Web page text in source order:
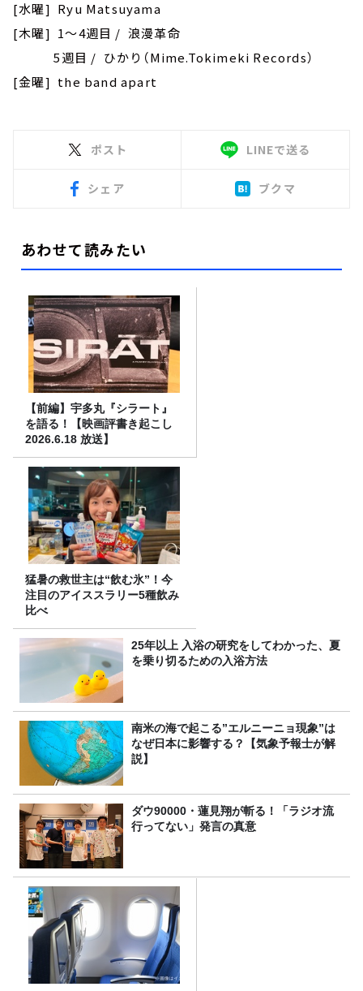
[水曜] Ryu Matsuyama
[木曜] 1～4週目 / 浪漫革命
5週目 / ひかり（Mime.Tokimeki Records）
[金曜] the band apart
ポスト LINEで送る
シェア ブクマ
あわせて読みたい
【前編】宇多丸『シラート』
を語る！【映画評書き起こし
2026.6.18 放送】
猛暑の救世主は“飲む氷”！今
注目のアイススラリー5種飲み
比べ
25年以上 入浴の研究をしてわかった、夏
を乗り切るための入浴方法
南米の海で起こる”エルニーニョ現象”は
なぜ日本に影響する？【気象予報士が解
説】
ダウ90000・蓮見翔が斬る！「ラジオ流
行ってない」発言の真意